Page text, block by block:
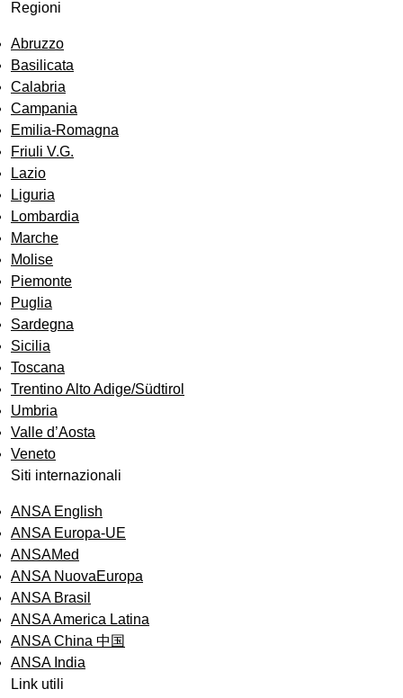
Regioni
Abruzzo
Basilicata
Calabria
Campania
Emilia-Romagna
Friuli V.G.
Lazio
Liguria
Lombardia
Marche
Molise
Piemonte
Puglia
Sardegna
Sicilia
Toscana
Trentino Alto Adige/Südtirol
Umbria
Valle d’Aosta
Veneto
Siti internazionali
ANSA English
ANSA Europa-UE
ANSAMed
ANSA NuovaEuropa
ANSA Brasil
ANSA America Latina
ANSA China 中国
ANSA India
Link utili